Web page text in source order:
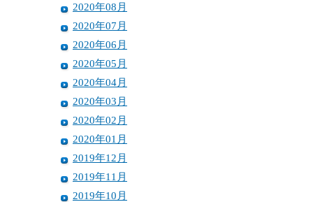
2020年08月
2020年07月
2020年06月
2020年05月
2020年04月
2020年03月
2020年02月
2020年01月
2019年12月
2019年11月
2019年10月